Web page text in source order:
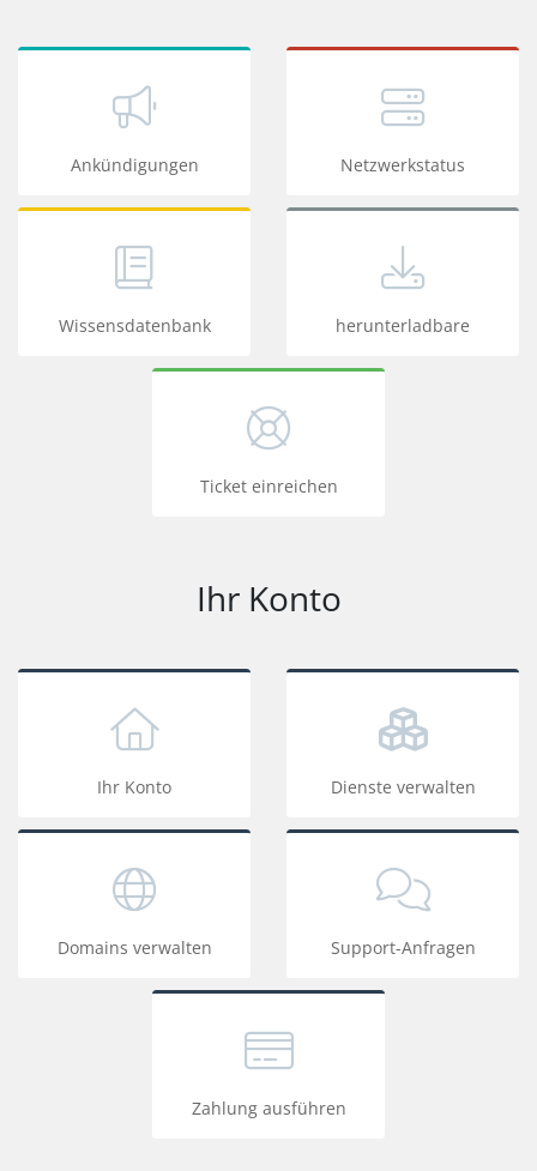
Ankündigungen Netzwerkstatus
Wissensdatenbank herunterladbare
Ticket einreichen
Ihr Konto
Ihr Konto Dienste verwalten
Domains verwalten Support-Anfragen
Zahlung ausführen